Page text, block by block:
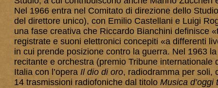
Nel 1966 entra nel Comitato di direzione dello
del direttore unico), con Emilio Castellani e Luigi
una fase creativa che Riccardo Bianchini definisce
registrate e suoni elettronici conce­piti «a differenti
in cui prende posizione contro la guerra. Nel 1963
recitante e orchestra (premio Tribune
Italia con l’opera Il dio di oro, radiodramma per soli,
14 trasmissioni radiofoniche dal titolo Musica